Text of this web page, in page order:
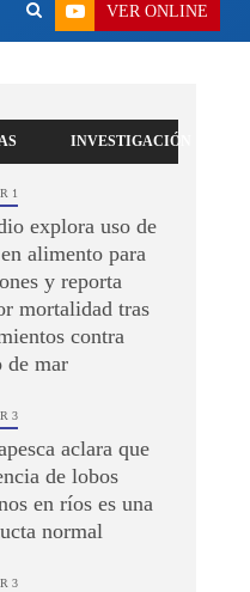
VER ONLINE
INVESTIGACIÓN
1
explora uso de
alimento para
y reporta
mortalidad tras
contra
de mar
3
aclara que
de lobos
en ríos es una
normal
3